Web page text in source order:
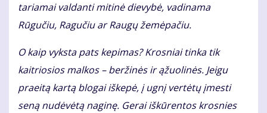
tariamai valdanti mitinė dievybė, vadinama
Rūgučiu, Ragučiu ar Raugų žemėpačiu.
O kaip vyksta pats kepimas? Krosniai tinka tik
kaitriosios malkos – beržinės ir ąžuolinės. Jeigu
praeitą kartą blogai iškepė, į ugnį vertėtų įmesti
seną nudėvėtą naginę. Gerai iškūrentos krosnies